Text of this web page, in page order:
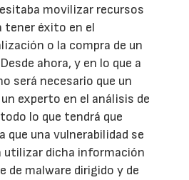
movilizar recursos
tener éxito en el
o la compra de un
ahora, y en lo que a
será necesario que un
experto en el análisis de
lo que tendrá que
que una vulnerabilidad se
utilizar dicha información
de malware dirigido y de